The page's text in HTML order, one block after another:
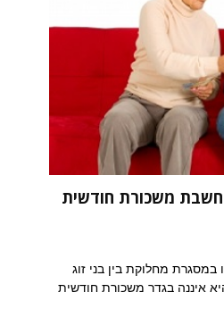
משכורת חודשית
מחלוקת בין בני זוג
איננה בגדר משכורת חודשית